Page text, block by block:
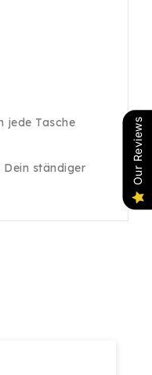
jede Tasche
Dein ständiger
Our Reviews